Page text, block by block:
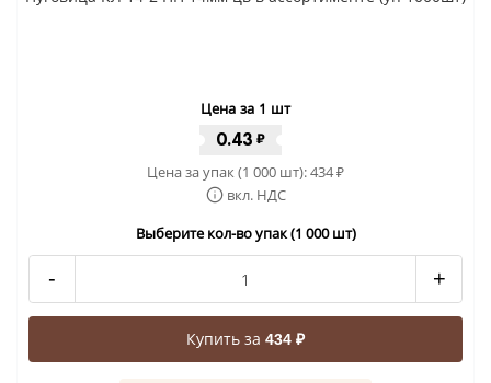
Цена за 1 шт
0.43 ₽
Цена за упак (1 000 шт):434₽
вкл. НДС
Выберите кол-во упак (1 000 шт)
- +
Купить за 434 ₽